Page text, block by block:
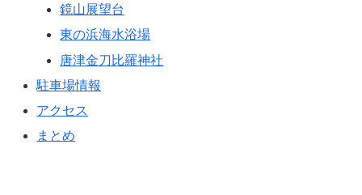
鏡山展望台
東の浜海水浴場
唐津金刀比羅神社
駐車場情報
アクセス
まとめ